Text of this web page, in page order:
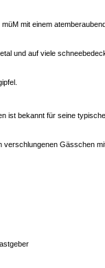
müM mit einem
und auf viele
ist bekannt für seine
verschlungenen Gässchen